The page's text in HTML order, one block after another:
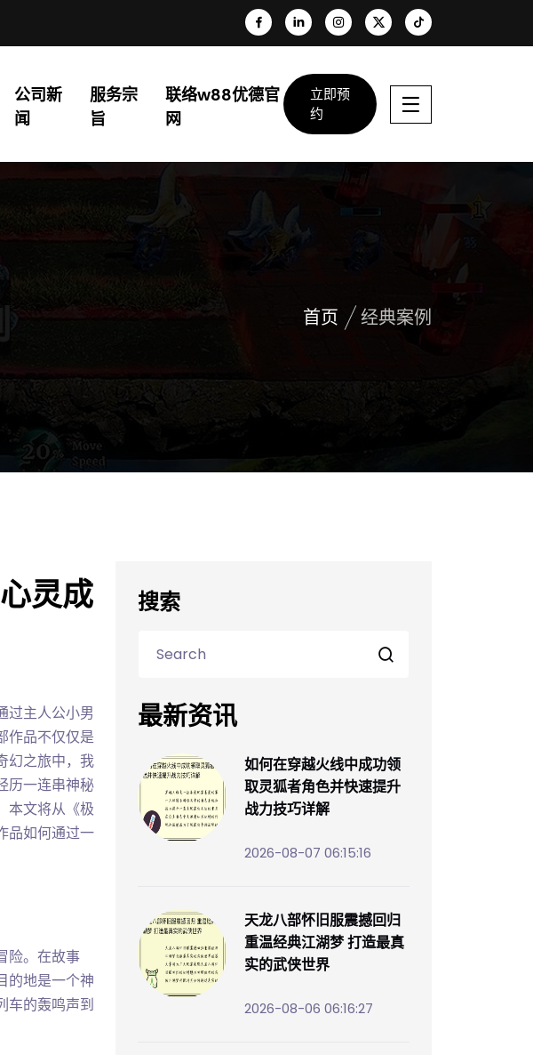
公司新
闻
服务宗
旨
联络w88优德官
网
立即预
约
首页 经典案例
灵成
过主人公小男
作品不仅仅是
幻之旅中，我
历一连串神秘
本文将从《极
品如何通过一
险。在故事
的地是一个神
车的轰鸣声到
搜索
最新资讯
如何在穿越火线中成功领
取灵狐者角色并快速提升
战力技巧详解
2026-08-07 06:15:16
天龙八部怀旧服震撼回归
重温经典江湖梦 打造最真
实的武侠世界
2026-08-06 06:16:27